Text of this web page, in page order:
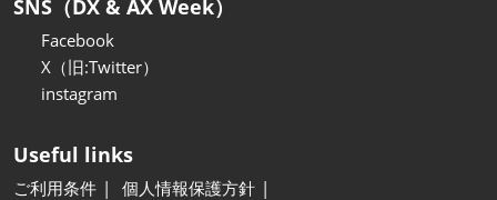
SNS（DX & AX Week）
Facebook
X（旧:Twitter）
instagram
Useful links
ご利用条件
個人情報保護方針